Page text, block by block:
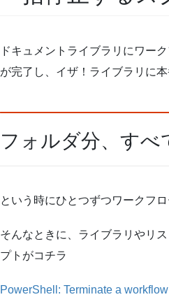
ドキュメントライブラリにワー
が完了し、イザ！ライブラリに
フォルダ分、すべ
という時にひとつずつワークフ
そんなときに、ライブラリやリ
プトがコチラ
PowerShell: Terminate a